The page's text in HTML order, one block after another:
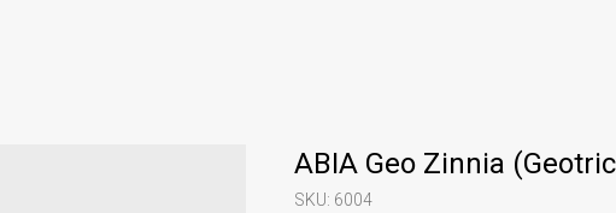
ABIA Geo Zinnia
SKU: 6004